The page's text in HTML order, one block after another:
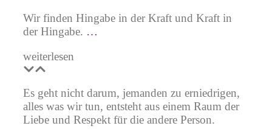
Wir finden Hingabe in der Kraft und Kraft in
der Hingabe. …
weiterlesen
Es geht nicht darum, jemanden zu erniedrigen,
alles was wir tun, entsteht aus einem Raum der
Liebe und Respekt für die andere Person.